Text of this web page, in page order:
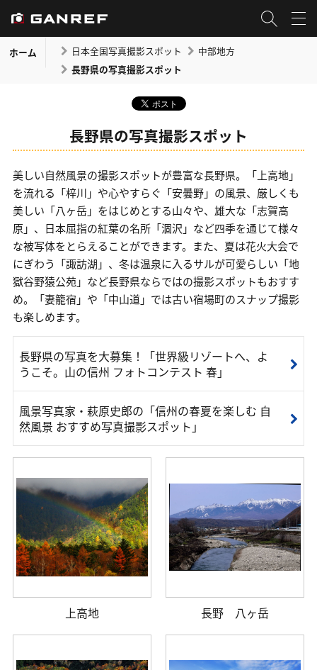
ホーム 日本全国写真撮影スポット
中部地方
長野県の写真撮影スポット
長野県の写真撮影スポット
美しい自然風景の撮影スポットが豊富な長野県。「上高地」
を流れる「梓川」や心やすらぐ「安曇野」の風景、厳しくも
美しい「八ヶ岳」をはじめとする山々や、雄大な「志賀高
原」、日本屈指の紅葉の名所「涸沢」など四季を通じて様々
な被写体をとらえることができます。また、夏は花火大会で
にぎわう「諏訪湖」、冬は温泉に入るサルが可愛らしい「地
獄谷野猿公苑」など長野県ならではの撮影スポットもおすす
め。「妻籠宿」や「中山道」では古い宿場町のスナップ撮影
も楽しめます。
長野県の写真を大募集！「世界級リゾートへ、よ
うこそ。山の信州 フォトコンテスト 春」
風景写真家・萩原史郎の「信州の春夏を楽しむ 自
然風景 おすすめ写真撮影スポット」
上高地 長野 八ヶ岳